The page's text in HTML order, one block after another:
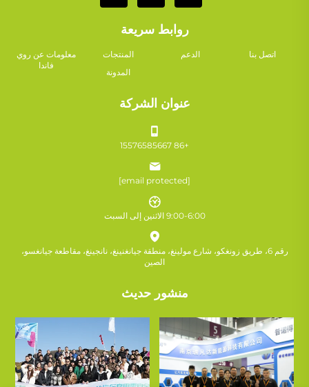
روابط سريعة
معلومات عن روي
فاندا
المنتجات الدعم
اتصل بنا
المدونة
عنوان الشركة
+86 15576585667
[email protected]
9:00-6:00 الاثنين إلى السبت
رقم 6، طريق زونغكو، شارع مولينغ، منطقة جيانغنينغ، نانجينغ، مقاطعة جيانغسو،
الصين
منشور حديث